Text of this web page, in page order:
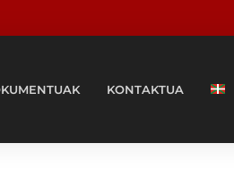
KONTAKTUA